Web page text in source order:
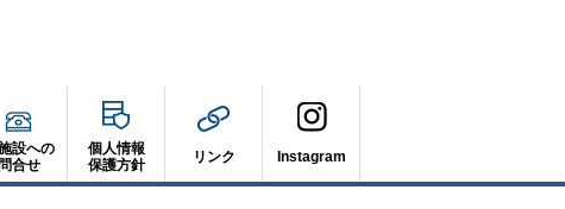
設への
問合せ
個人情報
保護方針
リンク Instagram